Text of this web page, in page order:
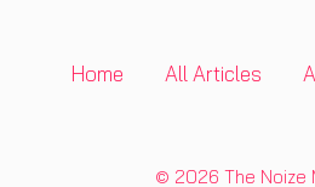
Home All Articles
© 2026 The Noize